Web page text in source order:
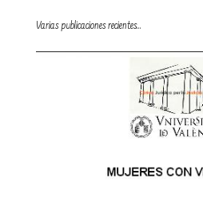
Varias publicaciones recientes…